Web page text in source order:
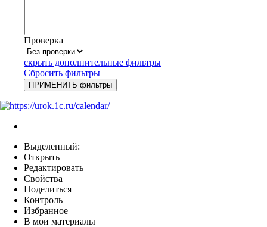
Проверка
скрыть дополнительные фильтры
Сбросить фильтры
Выделенный:
Открыть
Редактировать
Свойства
Поделиться
Контроль
Избранное
В мои материалы